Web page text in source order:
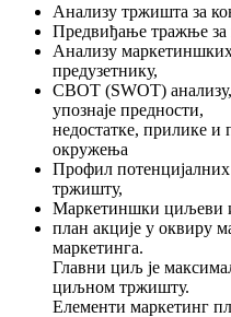
Анализу тржишта за
Предвиђање тражње за
Анализу
предузетнику,
СВОТ (SWOT) анализу,
упознаје предности,
недостатке, прилике и
окружења
Профил
тржишту,
Маркетиншки циљеви и
план акције у оквиру
маркетинга.
Главни циљ је
циљном тржишту.
Елементи маркетинг